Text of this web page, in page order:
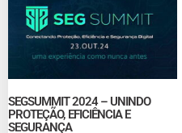
SEGSUMMIT 2024 – UNINDO
PROTEÇÃO, EFICIÊNCIA E
SEGURANÇA